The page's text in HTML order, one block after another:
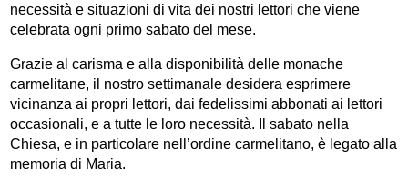
necessità e situazioni di vita dei nostri lettori che viene
celebrata ogni primo sabato del mese.
Grazie al carisma e alla disponibilità delle monache
carmelitane, il nostro settimanale desidera esprimere
vicinanza ai propri lettori, dai fedelissimi abbonati ai lettori
occasionali, e a tutte le loro necessità. Il sabato nella
Chiesa, e in particolare nell’ordine carmelitano, è legato alla
memoria di Maria.